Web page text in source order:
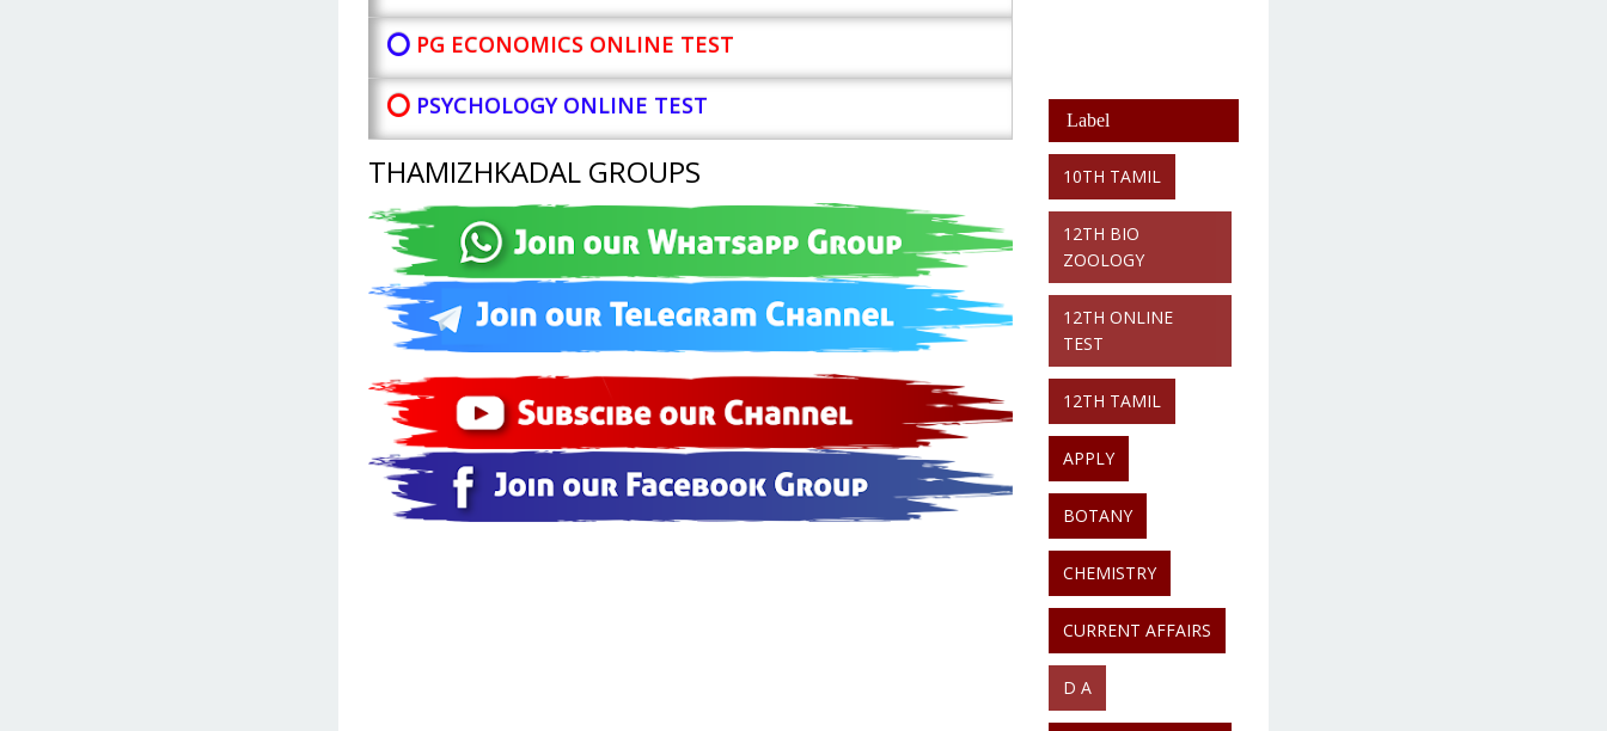
⭕ PG ECONOMICS ONLINE TEST
⭕ PSYCHOLOGY ONLINE TEST
THAMIZHKADAL GROUPS
Label
10TH TAMIL
12TH BIO
ZOOLOGY
12TH ONLINE
TEST
12TH TAMIL
APPLY
BOTANY
CHEMISTRY
CURRENT AFFAIRS
D A